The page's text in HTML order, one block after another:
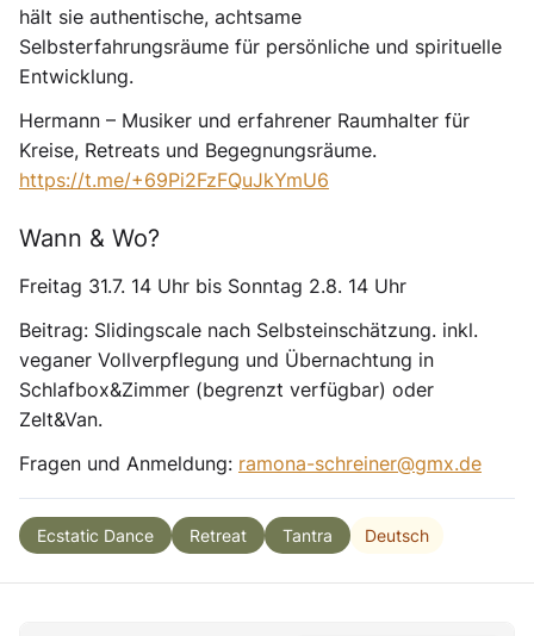
hält sie authentische, achtsame
Selbsterfahrungsräume für persönliche und spirituelle
Entwicklung.
Hermann – Musiker und erfahrener Raumhalter für
Kreise, Retreats und Begegnungsräume.
https://t.me/+69Pi2FzFQuJkYmU6
Wann & Wo?
Freitag 31.7. 14 Uhr bis Sonntag 2.8. 14 Uhr
Beitrag: Slidingscale nach Selbsteinschätzung. inkl.
veganer Vollverpflegung und Übernachtung in
Schlafbox&Zimmer (begrenzt verfügbar) oder
Zelt&Van.
Fragen und Anmeldung: ramona-schreiner@gmx.de
Ecstatic Dance Retreat Tantra Deutsch